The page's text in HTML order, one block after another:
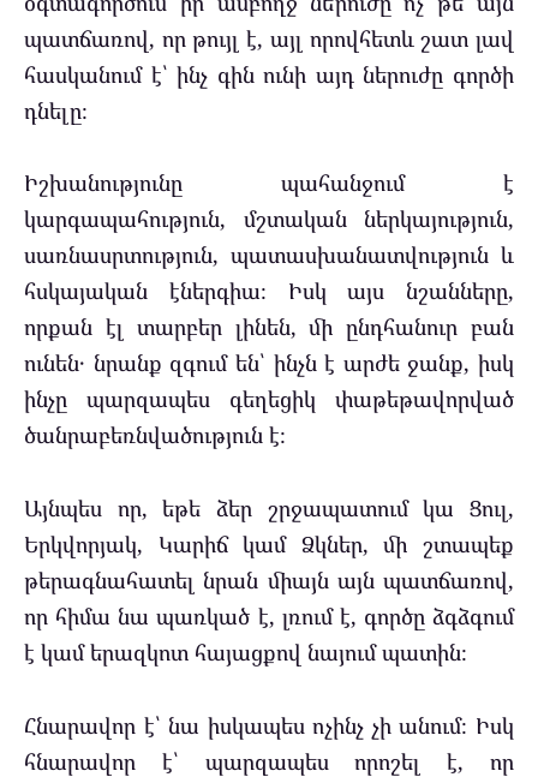
պատճառով, որ թույլ է, այլ որովհետև շատ լավ
հասկանում է՝ ինչ գին ունի այդ ներուժը գործի
դնելը։
Իշխանությունը պահանջում է
կարգապահություն, մշտական ներկայություն,
սառնասրտություն, պատասխանատվություն և
հսկայական էներգիա։ Իսկ այս նշանները,
որքան էլ տարբեր լինեն, մի ընդհանուր բան
ունեն․ նրանք զգում են՝ ինչն է արժե ջանք, իսկ
ինչը պարզապես գեղեցիկ փաթեթավորված
ծանրաբեռնվածություն է։
Այնպես որ, եթե ձեր շրջապատում կա Ցուլ,
Երկվորյակ, Կարիճ կամ Ձկներ, մի շտապեք
թերագնահատել նրան միայն այն պատճառով,
որ հիմա նա պառկած է, լռում է, գործը ձգձգում
է կամ երազկոտ հայացքով նայում պատին։
Հնարավոր է՝ նա իսկապես ոչինչ չի անում։ Իսկ
հնարավոր է՝ պարզապես որոշել է, որ